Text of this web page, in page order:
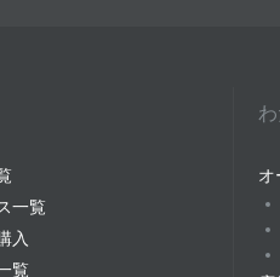
一覧
入
覧
オ